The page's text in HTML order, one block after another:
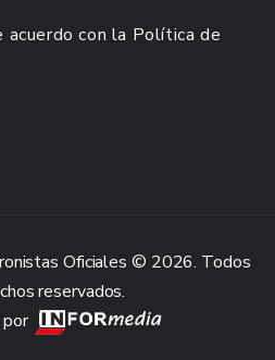
con la Política de
Oficiales © 2026. Todos
reservados.